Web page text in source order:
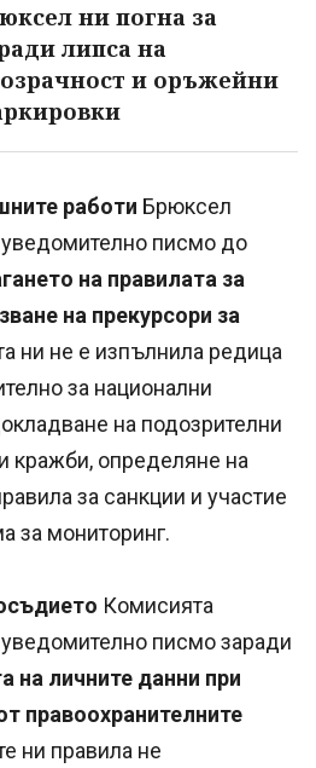
ни погна за
липса на
и оръжейни
работи Брюксел
писмо до
на правилата за
на прекурсори за
ни не е изпълнила редица
за национални
на подозрителни
кражби, определяне на
за санкции и участие
за мониторинг.
Комисията
писмо заради
на личните данни при
правоохранителните
ни правила не